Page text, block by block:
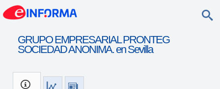
GRUPO EMPRESARIAL PRONTEG
SOCIEDAD ANONIMA. en Sevilla